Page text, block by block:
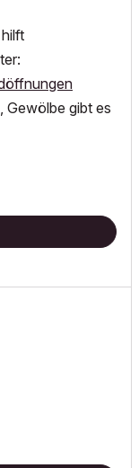
Gewölbe gibt es